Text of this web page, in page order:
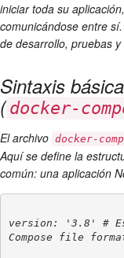
iniciar toda su
comunicándose entre
de desarrollo, pruebas y
Sintaxis
( docker-
El archivo docker-
Aquí se define la
común: una aplicación
version: '3.8' #
Compose file